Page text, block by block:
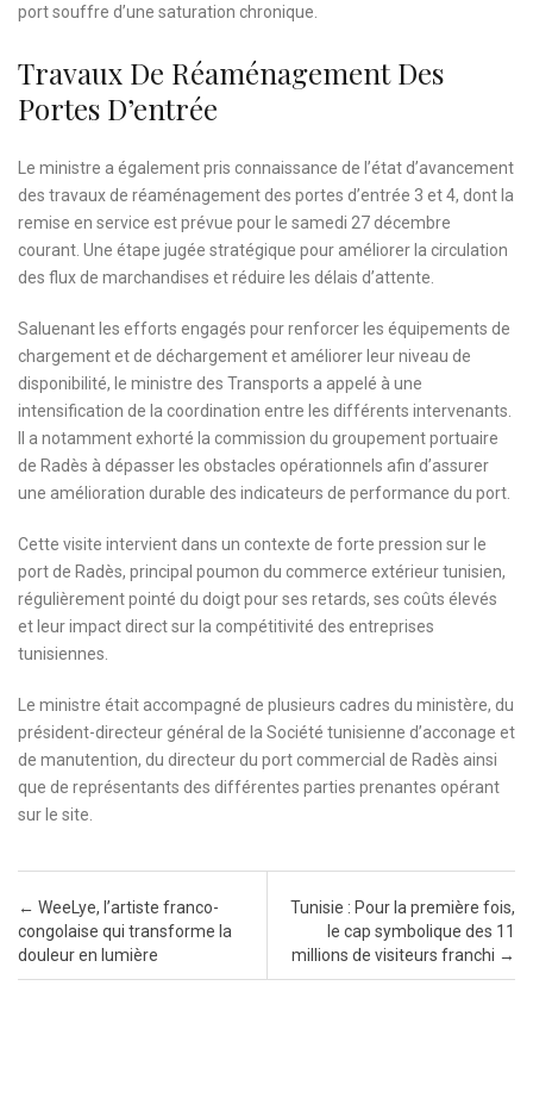
port souffre d’une saturation chronique.
Travaux De Réaménagement Des
Portes D’entrée
Le ministre a également pris connaissance de l’état d’avancement
des travaux de réaménagement des portes d’entrée 3 et 4, dont la
remise en service est prévue pour le samedi 27 décembre
courant. Une étape jugée stratégique pour améliorer la circulation
des flux de marchandises et réduire les délais d’attente.
Saluenant les efforts engagés pour renforcer les équipements de
chargement et de déchargement et améliorer leur niveau de
disponibilité, le ministre des Transports a appelé à une
intensification de la coordination entre les différents intervenants.
Il a notamment exhorté la commission du groupement portuaire
de Radès à dépasser les obstacles opérationnels afin d’assurer
une amélioration durable des indicateurs de performance du port.
Cette visite intervient dans un contexte de forte pression sur le
port de Radès, principal poumon du commerce extérieur tunisien,
régulièrement pointé du doigt pour ses retards, ses coûts élevés
et leur impact direct sur la compétitivité des entreprises
tunisiennes.
Le ministre était accompagné de plusieurs cadres du ministère, du
président-directeur général de la Société tunisienne d’acconage et
de manutention, du directeur du port commercial de Radès ainsi
que de représentants des différentes parties prenantes opérant
sur le site.
Post navigation
← WeeLye, l’artiste franco-
congolaise qui transforme la
douleur en lumière
Tunisie : Pour la première fois,
le cap symbolique des 11
millions de visiteurs franchi →